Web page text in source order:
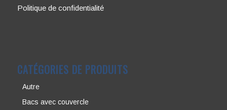
Politique de confidentialité
CATÉGORIES DE PRODUITS
Autre
Bacs avec couvercle